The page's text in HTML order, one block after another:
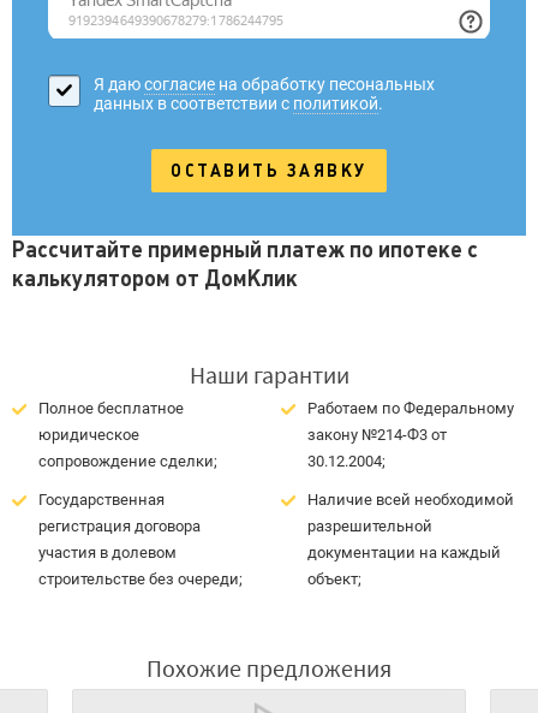
Я даюсогласие на обработку песональных
данных в соответствии с политикой.
Рассчитайте примерный платеж по ипотеке с
калькулятором от ДомКлик
Наши гарантии
Полное бесплатное
юридическое
сопровождение сделки;
Государственная
регистрация договора
участия в долевом
строительстве без очереди;
Работаем по Федеральному
закону №214-Ф3 от
30.12.2004;
Наличие всей необходимой
разрешительной
документации на каждый
объект;
Похожие предложения